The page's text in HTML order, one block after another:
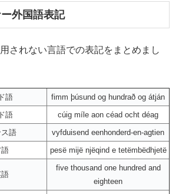
外国語表記
されない言語での表記をまとめまし
語
fimm þúsund og hundrað og átján
語
cúig míle aon céad ocht déag
語
vyfduisend eenhonderd-en-agtien
pesë mijë njëqind e tetëmbëdhjetë
five thousand one hundred and
eighteen